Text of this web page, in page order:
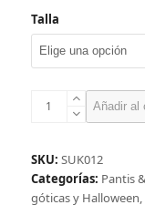
Talla
Panty
niña
cantidad
Añadir al
SKU: SUK012
Categorías: Pantis
góticas y Halloween,